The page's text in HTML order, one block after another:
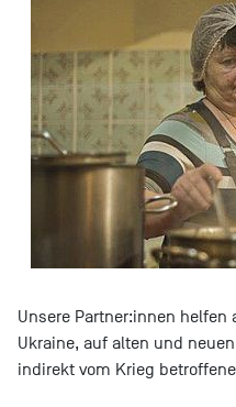
Unsere Partner:innen helfen
Ukraine, auf alten und
indirekt vom Krieg